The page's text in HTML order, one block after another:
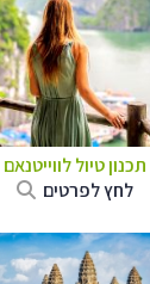
תכנון טיול לווייטנאם
לחץ לפרטים